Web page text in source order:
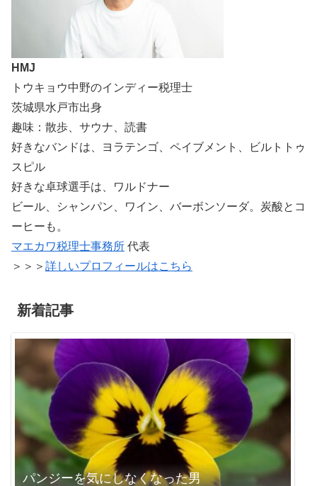
HMJ
トウキョウ中野のインディー税理士
茨城県水戸市出身
趣味：散歩、サウナ、読書
好きなバンドは、ヨラテンゴ、ペイブメント、ビルトトゥ
スピル
好きな卓球選手は、ワルドナー
ビール、シャンパン、ワイン、バーボンソーダ。炭酸とコ
ーヒーも。
マエカワ税理士事務所 代表
＞＞＞ 詳しいプロフィールはこちら
新着記事
パンジーを気にしなくなった男